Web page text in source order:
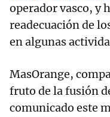
operador vasco, y
readecuación de
en algunas
MasOrange,
fruto de la fusión
comunicado este